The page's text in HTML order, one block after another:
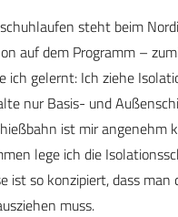
steht beim
auf dem Programm –
ich gelernt: Ich ziehe
nur Basis- und
ist mir angenehm
lege ich die
ist so konzipiert, dass man
muss.